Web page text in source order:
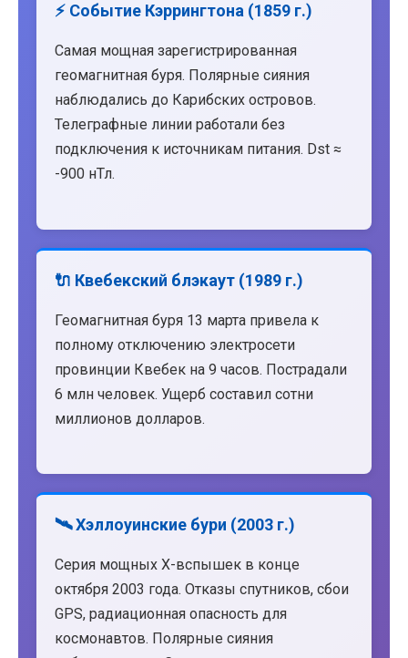
⚡ Событие Кэррингтона (1859 г.)
Самая мощная зарегистрированная
геомагнитная буря. Полярные сияния
наблюдались до Карибских островов.
Телеграфные линии работали без
подключения к источникам питания. Dst ≈
-900 нТл.
🔌 Квебекский блэкаут (1989 г.)
Геомагнитная буря 13 марта привела к
полному отключению электросети
провинции Квебек на 9 часов. Пострадали
6 млн человек. Ущерб составил сотни
миллионов долларов.
🛰️ Хэллоуинские бури (2003 г.)
Серия мощных X-вспышек в конце
октября 2003 года. Отказы спутников, сбои
GPS, радиационная опасность для
космонавтов. Полярные сияния